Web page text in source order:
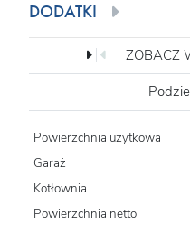
DODATKI
ZOBACZ
Powierzchnia użytkowa
Garaż
Kotłownia
Powierzchnia netto